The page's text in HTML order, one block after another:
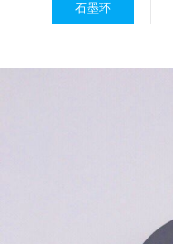
石墨环